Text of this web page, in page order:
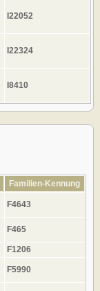
I22052
I22324
I8410
Familien-Kennung
F4643
F465
F1206
F5990